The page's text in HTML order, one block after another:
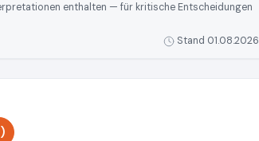
enthalten — für kritische Entscheidungen
Stand 01.08.2026